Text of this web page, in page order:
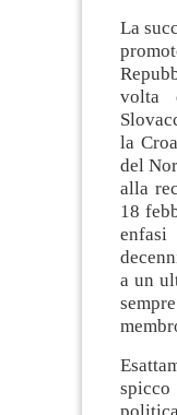
La
volta
la
del
alla
18
enfasi
a un